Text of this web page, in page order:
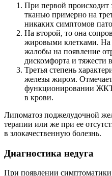
При первой происходит
тканью примерно на
никаких симптомов
На второй, то она
жировыми клетками. На
жалобы на появление
дискомфорта и тяжести
Третья степень
железы жиром.
функционировании
в крови.
Липоматоз поджелудочной
терапии или же при ее
в злокачественную болезнь.
Диагностика недуга
При появлении симптоматики